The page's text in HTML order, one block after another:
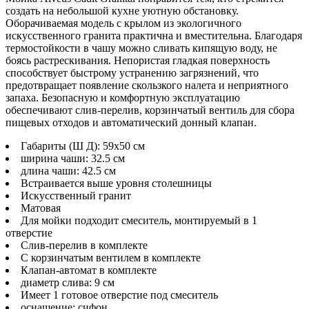
создать на небольшой кухне уютную обстановку.
Оборачиваемая модель с крылом из экологичного
искусственного гранита практична и вместительна. Благодаря
термостойкости в чашу можно сливать кипящую воду, не
боясь растрескивания. Непористая гладкая поверхность
способствует быстрому устранению загрязнений, что
предотвращает появление скользкого налета и неприятного
запаха. Безопасную и комфортную эксплуатацию
обеспечивают слив-перелив, корзинчатый вентиль для сбора
пищевых отходов и автоматический донный клапан.
Габариты (Ш Д): 59x50 см
ширина чаши: 32.5 см
длина чаши: 42.5 см
Встраивается выше уровня столешницы
Искусственный гранит
Матовая
Для мойки подходит смеситель, монтируемый в 1
отверстие
Слив-перелив в комплекте
С корзинчатым вентилем в комплекте
Клапан-автомат в комплекте
диаметр слива: 9 см
Имеет 1 готовое отверстие под смеситель